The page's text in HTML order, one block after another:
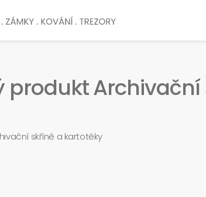
produkt Archivační
skříně a kartotéky